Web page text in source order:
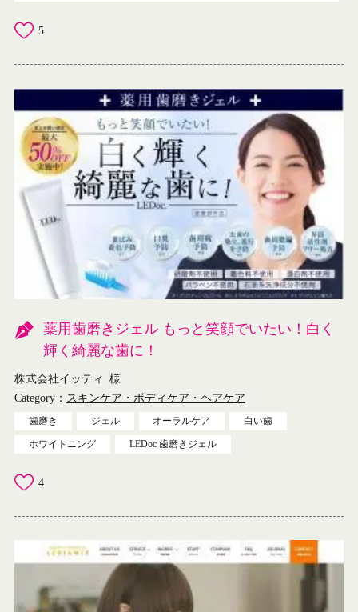
5
薬用歯磨きジェル もっと笑顔でいたい！白く
輝く綺麗な歯に！
株式会社イッティ
様
Category： スキンケア・ボディケア・ヘアケア
歯磨き ジェル オーラルケア 白い歯
ホワイトニング LEDoc 歯磨きジェル
4